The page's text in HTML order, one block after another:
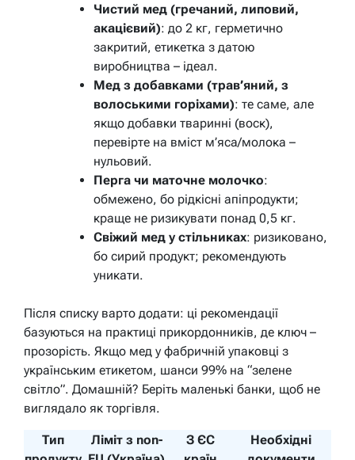
Чистий мед (гречаний, липовий,
акацієвий): до 2 кг, герметично
закритий, етикетка з датою
виробництва – ідеал.
Мед з добавками (трав’яний, з
волоськими горіхами): те саме, але
якщо добавки тваринні (воск),
перевірте на вміст м’яса/молока –
нульовий.
Перга чи маточне молочко:
обмежено, бо рідкісні апіпродукти;
краще не ризикувати понад 0,5 кг.
Свіжий мед у стільниках: ризиковано,
бо сирий продукт; рекомендують
уникати.
Після списку варто додати: ці рекомендації
базуються на практиці прикордонників, де ключ –
прозорість. Якщо мед у фабричній упаковці з
українським етикетом, шанси 99% на “зелене
світло”. Домашній? Беріть маленькі банки, щоб не
виглядало як торгівля.
Тип
Ліміт з non-
З ЄС
Необхідні